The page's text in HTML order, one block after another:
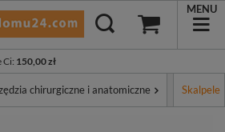
Ci: 150,00 zł
MENU
chirurgiczne i anatomiczne Skalpele